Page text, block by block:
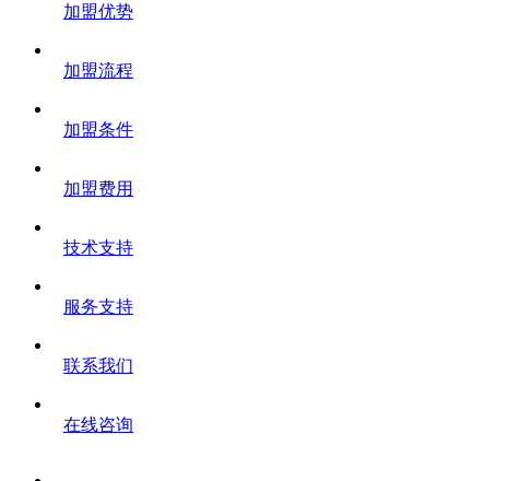
加盟优势
加盟流程
加盟条件
加盟费用
技术支持
服务支持
联系我们
在线咨询